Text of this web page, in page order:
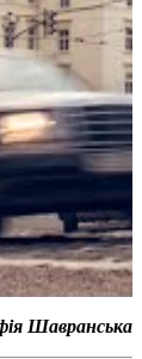
Шавранська